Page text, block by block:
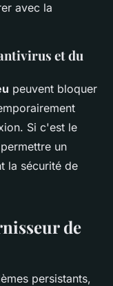
avec la
et du
peuvent bloquer
Si c'est le
un
la sécurité de
de
persistants,